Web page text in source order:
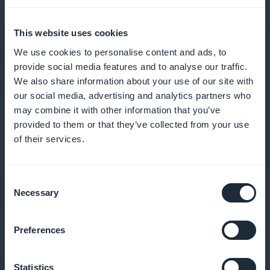
This website uses cookies
We use cookies to personalise content and ads, to
provide social media features and to analyse our traffic.
We also share information about your use of our site with
our social media, advertising and analytics partners who
may combine it with other information that you’ve
provided to them or that they’ve collected from your use
of their services.
Selection
Necessary
Preferences
Statistics
Facile da condividere sui social network
Permettete agli utenti di condividere facilmente i
loro piani di viaggio e le offerte trovate sulla vostra
dell'utente